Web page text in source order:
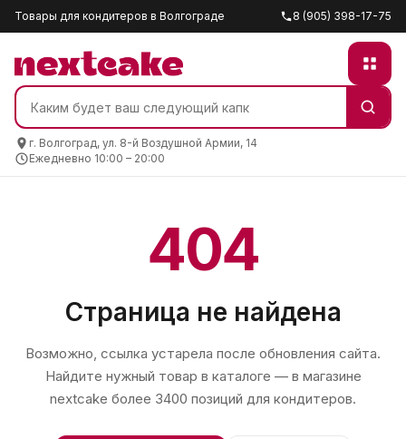
Товары для кондитеров в Волгограде 8 (905) 398-17-75
г. Волгоград, ул. 8-й Воздушной Армии, 14
Ежедневно 10:00 – 20:00
404
Страница не найдена
Возможно, ссылка устарела после обновления сайта.
Найдите нужный товар в каталоге — в магазине
nextcake более 3400 позиций для кондитеров.